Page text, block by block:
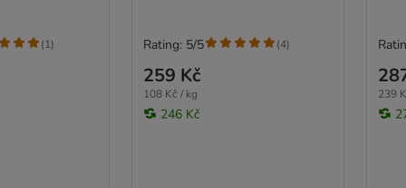
(1)
259 Kč
108 Kč / kg
246 Kč
Rating: 5/5 (4)
239